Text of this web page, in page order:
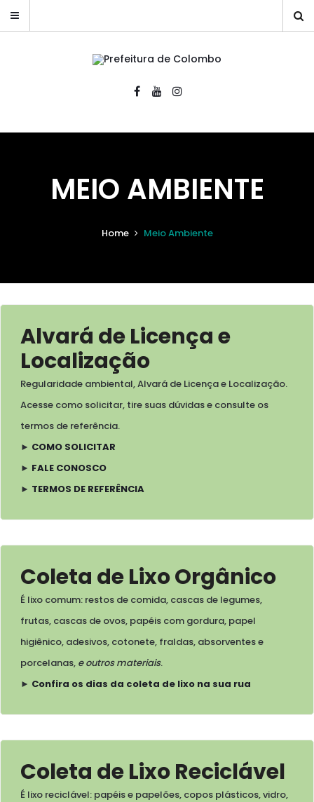
MEIO AMBIENTE
Home Meio Ambiente
Alvará de Licença e
Localização
Regularidade ambiental, Alvará de Licença e Localização.
Acesse como solicitar, tire suas dúvidas e consulte os
termos de referência.
► COMO SOLICITAR
► FALE CONOSCO
► TERMOS DE REFERÊNCIA
Coleta de Lixo Orgânico
É lixo comum: restos de comida, cascas de legumes,
frutas, cascas de ovos, papéis com gordura, papel
higiênico, adesivos, cotonete, fraldas, absorventes e
porcelanas, e outros materiais.
► Confira os dias da coleta de lixo na sua rua
Coleta de Lixo Reciclável
É lixo reciclável: papéis e papelões, copos plásticos, vidro,